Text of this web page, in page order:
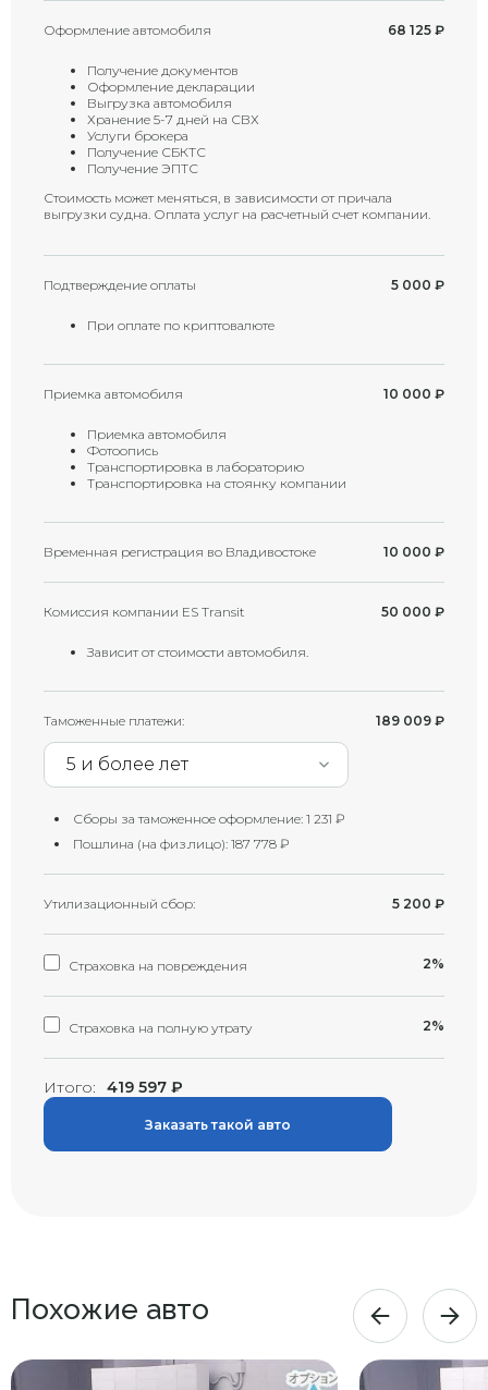
Оформление автомобиля 68 125 ₽
Получение документов
Оформление декларации
Выгрузка автомобиля
Хранение 5-7 дней на СВХ
Услуги брокера
Получение СБКТС
Получение ЭПТС
Стоимость может меняться, в зависимости от причала
выгрузки судна. Оплата услуг на расчетный счет компании.
Подтверждение оплаты 5 000 ₽
При оплате по криптовалюте
Приемка автомобиля 10 000 ₽
Приемка автомобиля
Фотоопись
Транспортировка в лабораторию
Транспортировка на стоянку компании
Временная регистрация во Владивостоке 10 000 ₽
Комиссия компании ES Transit 50 000 ₽
Зависит от стоимости автомобиля.
Таможенные платежи: 189 009 ₽
5 и более лет
Сборы за таможенное оформление: 1 231 ₽
Пошлина (на физ.лицо): 187 778 ₽
Утилизационный сбор: 5 200 ₽
Страховка на повреждения 2%
Страховка на полную утрату 2%
Итого: 419 597 ₽
Заказать такой авто
Похожие авто